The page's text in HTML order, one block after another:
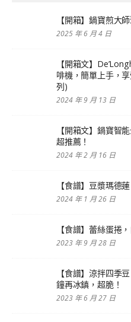
【開箱】鍋寶煎大
2025 年 6 月 4 日
【開箱文】
啡機，簡單上手，
列)
2024 年 9 月 13 日
【開箱文】鍋寶智
超推薦！
2024 年 2 月 16 日
【食譜】豆漿瑪德
2024 年 1 月 26 日
【食譜】蕾絲蛋捲
2023 年 9 月 28 日
【食譜】涼拌四季
鐘再冰鎮，超脆！
2023 年 6 月 27 日